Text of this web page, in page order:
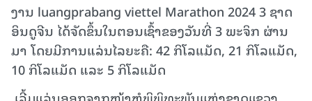
ງານ luangprabang viettel Marathon 2024 3 ຊາດ
ອິນດູຈີນ ໄດ້ຈັດຂຶ້ນໃນຕອນເຊົ້າຂອງວັນທີ່ 3 ພະຈິກ ຜ່ານ
ມາ ໂດຍມີການແລ່ນໄລຍະຄື: 42 ກິໂລແມັດ, 21 ກິໂລແມັດ,
10 ກິໂລແມັດ ແລະ 5 ກິໂລແມັດ